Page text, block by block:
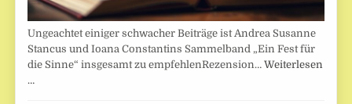
Ungeachtet einiger schwacher Beiträge ist Andrea Susanne
Stancus und Ioana Constantins Sammelband „Ein Fest für
die Sinne“ insgesamt zu empfehlenRezension…Weiterlesen
…